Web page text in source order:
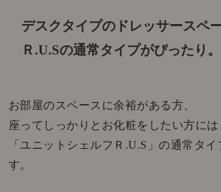
デスクタイプのドレッサースペ
Ｒ.U.Sの通常タイプがぴったり。
お部屋のスペースに余裕がある方、
座ってしっかりとお化粧をしたい方には
「ユニットシェルフＲ.U.S」の通常タ
す。